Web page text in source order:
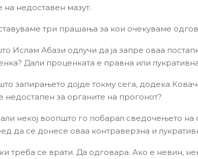
на недоставен мазут.
три прашања за кои очекуваме
Ислам Абази одлучи да ја запре оваа
Дали проценката е правна или
запирањето дојде токму сега, додека
недостапен за органите на прогонот?
некој воопшто го побарал сведочењето на
да се донесе оваа контраверзна и
треба се врати. Да одговара. Ако е невин,